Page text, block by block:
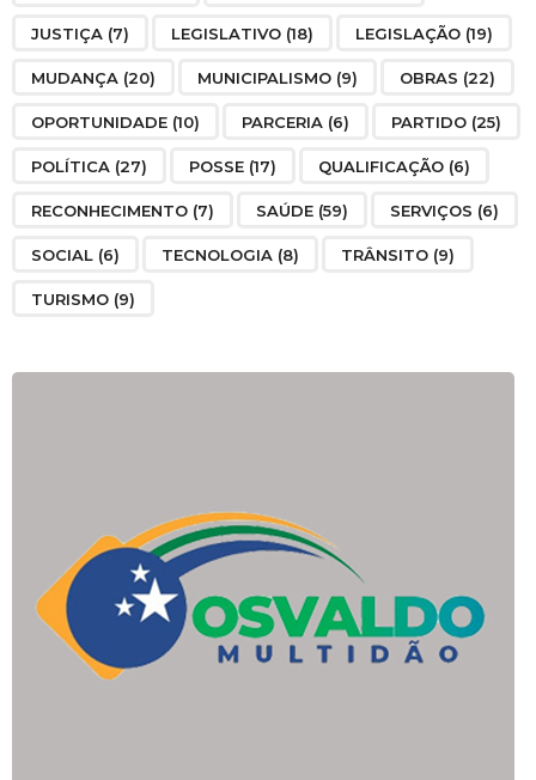
JUSTIÇA (7) LEGISLATIVO (18) LEGISLAÇÃO (19)
MUDANÇA (20) MUNICIPALISMO (9) OBRAS (22)
OPORTUNIDADE (10) PARCERIA (6) PARTIDO (25)
POLÍTICA (27) POSSE (17) QUALIFICAÇÃO (6)
RECONHECIMENTO (7) SAÚDE (59) SERVIÇOS (6)
SOCIAL (6) TECNOLOGIA (8) TRÂNSITO (9)
TURISMO (9)